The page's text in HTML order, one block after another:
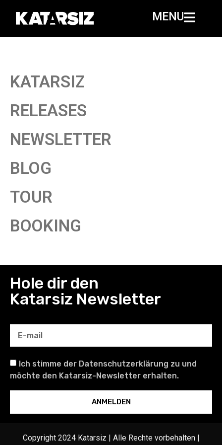
MENU
KATARSIZ
RELEASES
NEWSLETTER
BLOG
TOUR
BOOKING
Hole dir den
Katarsiz Newsletter
Ich stimme der Datenschutzerklärung zu und
möchte den Katarsiz-Newsletter erhalten.
ANMELDEN
Copyright 2024 Katarsiz | Alle Rechte vorbehalten |